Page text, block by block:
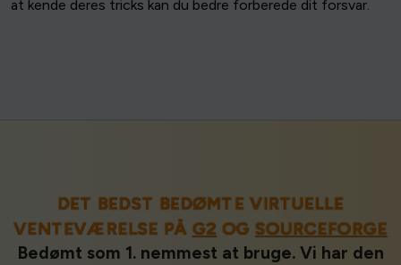
at kende deres tricks kan du bedre forberede dit forsvar.
DET BEDST BEDØMTE VIRTUELLE
VENTEVÆRELSE PÅ G2 OG SOURCEFORGE
Bedømt som 1. nemmest at bruge. Vi har den